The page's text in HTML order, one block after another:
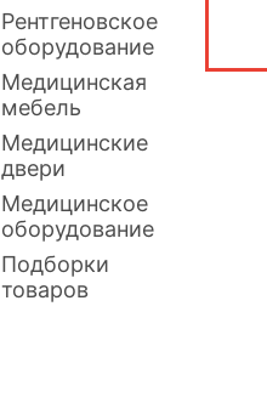
Рентгеновское
оборудование
Медицинская
мебель
Медицинские
двери
Медицинское
оборудование
Подборки
товаров